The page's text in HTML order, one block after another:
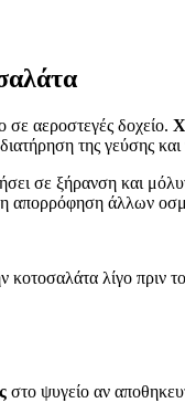
αεροστεγές δοχείο.
της γεύσης και
σε ξήρανση και
η απορρόφηση άλλων
λίγο πριν
στο ψυγείο αν